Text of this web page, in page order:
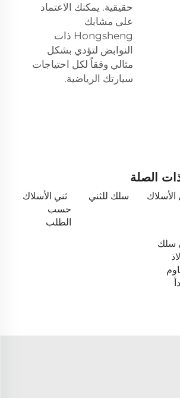
حقيقية. يمكنك الاعتماد
على مشابك
Hongsheng ذات
النوابض لتؤدي بشكل
مثالي وفقاً لكل احتياجات
سيارتك الرياضية.
الصلة
الأسلاك سلك للثني
ثني الأسلاك
حسب
الطلب
سلك